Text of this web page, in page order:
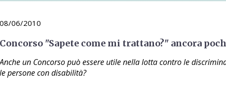
08/06/2010
Concorso "Sapete come mi trattano?" ancora
Anche un Concorso può essere utile nella lotta contro le
le persone con disabilità?